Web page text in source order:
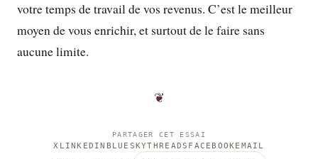
votre temps de travail de vos revenus. C’est le meilleur
moyen de vous enrichir, et surtout de le faire sans
aucune limite.
❦
PARTAGER CET ESSAI
X LINKEDIN BLUESKYTHREADS FACEBOOK EMAIL